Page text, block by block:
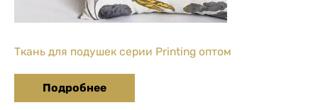
Ткань для подушек серии Printing оптом
Подробнее